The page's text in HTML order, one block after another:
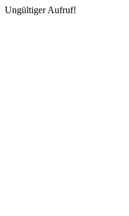
Ungültiger Aufruf!